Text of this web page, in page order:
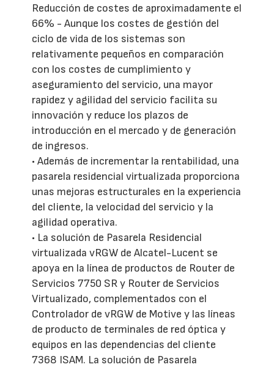
Reducción de costes de aproximadamente el
66% - Aunque los costes de gestión del
ciclo de vida de los sistemas son
relativamente pequeños en comparación
con los costes de cumplimiento y
aseguramiento del servicio, una mayor
rapidez y agilidad del servicio facilita su
innovación y reduce los plazos de
introducción en el mercado y de generación
de ingresos.
• Además de incrementar la rentabilidad, una
pasarela residencial virtualizada proporciona
unas mejoras estructurales en la experiencia
del cliente, la velocidad del servicio y la
agilidad operativa.
• La solución de Pasarela Residencial
virtualizada vRGW de Alcatel-Lucent se
apoya en la línea de productos de Router de
Servicios 7750 SR y Router de Servicios
Virtualizado, complementados con el
Controlador de vRGW de Motive y las líneas
de producto de terminales de red óptica y
equipos en las dependencias del cliente
7368 ISAM. La solución de Pasarela